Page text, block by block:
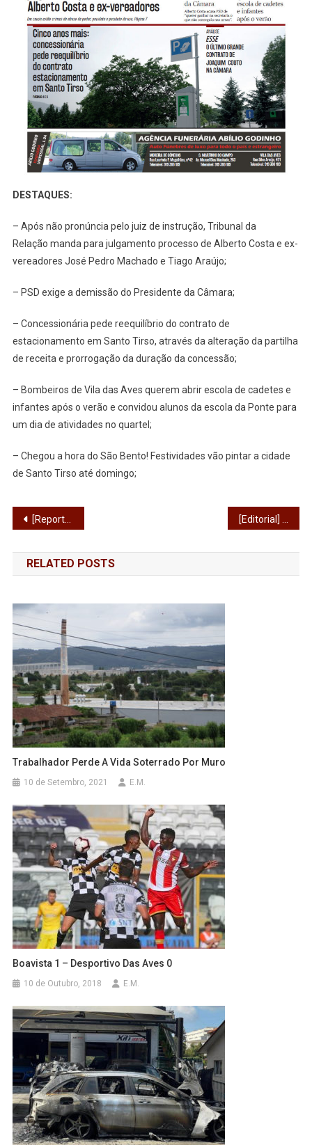
Santo
Tirso
DESTAQUES:
– Após não pronúncia pelo juiz de instrução, Tribunal da
Relação manda para julgamento processo de Alberto Costa e ex-
vereadores José Pedro Machado e Tiago Araújo;
– PSD exige a demissão do Presidente da Câmara;
– Concessionária pede reequilíbrio do contrato de
estacionamento em Santo Tirso, através da alteração da partilha
de receita e prorrogação da duração da concessão;
– Bombeiros de Vila das Aves querem abrir escola de cadetes e
infantes após o verão e convidou alunos da escola da Ponte para
um dia de atividades no quartel;
– Chegou a hora do São Bento! Festividades vão pintar a cidade
de Santo Tirso até domingo;
Navegação
de
artigos
[Reportagem] Retratos de quem vai e de quem vem: Anna Kravtsova
RELATED POSTS
Trabalhador Perde A Vida Soterrado Por Muro
10 de Setembro, 2021 E.M.
Boavista 1 – Desportivo Das Aves 0
10 de Outubro, 2018 E.M.